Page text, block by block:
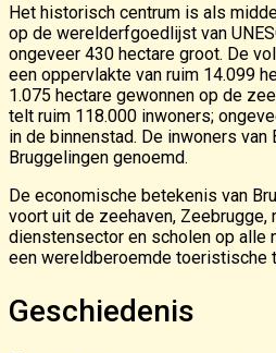
Het historisch centrum is als
op de werelderfgoedlijst van
ongeveer 430 hectare groot. De
een oppervlakte van ruim 14.099
1.075 hectare gewonnen op de
telt ruim 118.000 inwoners;
in de binnenstad. De inwoners van
Bruggelingen genoemd.
De economische betekenis van
voort uit de zeehaven, Zeebrugge,
dienstensector en scholen op alle
een wereldberoemde toeristische
Geschiedenis